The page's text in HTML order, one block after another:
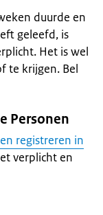
duurde en
geleefd, is
Het is wel
te krijgen. Bel
Personen
registreren in
verplicht en